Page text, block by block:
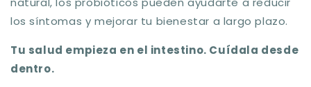
los síntomas y mejorar tu bienestar a largo plazo.
Tu salud empieza en el intestino. Cuídala desde
dentro.